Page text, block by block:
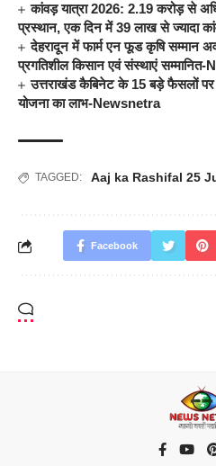
कांवड़ यात्रा 2026: 2.19 करोड़ से
प्रस्थान, एक दिन में 39 लाख से ज्यादा
देहरादून में फार्म एन फूड कृषि सम्मान
प्रगतिशील किसान एवं संस्थाएं
उत्तराखंड कैबिनेट के 15 बड़े फैसलों पर
योजना का लाभ-Newsnetra
TAGGED: Aaj ka Rashifal 25
Facebook